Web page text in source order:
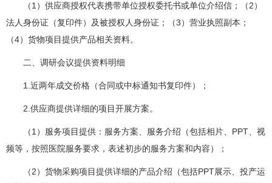
（1）供应商授权代表携带单位授权委托书或单位介绍信；（2）
法人身份证（复印件）及被授权人身份证；（3）营业执照副本；
（4）货物项目提供产品相关资料。
二、调研会议提供资料明细
1.近两年成交价格（合同或中标通知书复印件）；
2.供应商提供详细的项目开展方案。
（1）服务项目提供：服务方案、服务介绍（包括相片、PPT、视
频等，按照医院服务要求，表述初步的服务方案和内容）；
（2）货物采购项目提供详细的产品介绍（包括PPT展示、投产运